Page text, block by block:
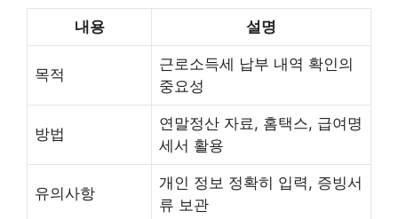
내용 설명
목적
근로소득세 납부 내역 확인의
중요성
방법
연말정산 자료, 홈택스, 급여명
세서 활용
유의사항
개인 정보 정확히 입력, 증빙서
류 보관